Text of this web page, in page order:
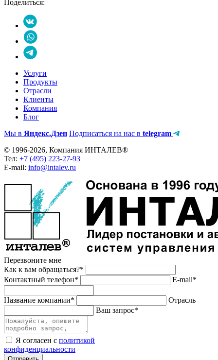
Поделиться:
Услуги
Продукты
Отрасли
Клиенты
Компания
Блог
Мы в Яндекс.Дзен Подписаться на нас в telegram
© 1996-2026, Компания ИНТАЛЕВ®
Тел: +7 (495) 223-27-93
E-mail: info@intalev.ru
Перезвоните мне
Как к вам обращаться?*
Контактный телефон*
E-mail*
Название компании*
Отрасль
Ваш запрос*
Я согласен с политикой
конфиденциальности